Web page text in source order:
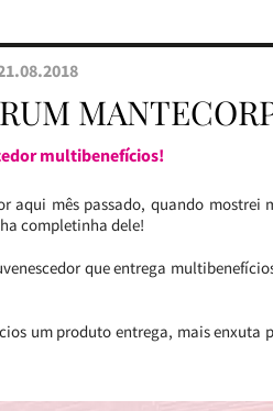
multibenefícios!
aqui mês passado, quando mostrei
completinha dele!
que entrega
um produto entrega, mais enxuta